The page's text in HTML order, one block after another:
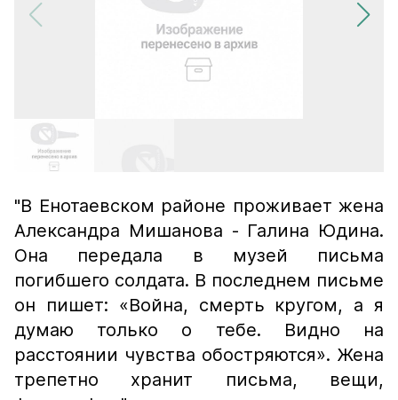
"В Енотаевском районе проживает жена
Александра Мишанова - Галина Юдина.
Она передала в музей письма
погибшего солдата. В последнем письме
он пишет: «Война, смерть кругом, а я
думаю только о тебе. Видно на
расстоянии чувства обостряются». Жена
трепетно хранит письма, вещи,